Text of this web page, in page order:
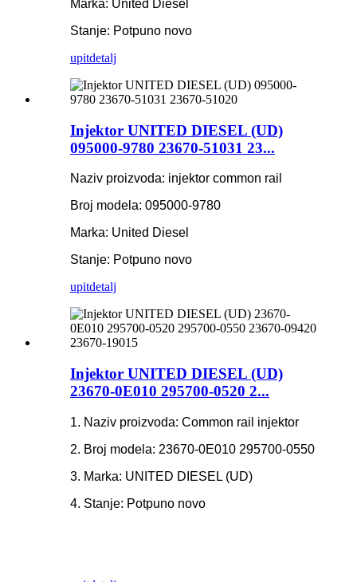
Marka: United Diesel
Stanje: Potpuno novo
upitdetalj
Injektor UNITED DIESEL (UD)
095000-9780 23670-51031 23...
Naziv proizvoda: injektor common rail
Broj modela: 095000-9780
Marka: United Diesel
Stanje: Potpuno novo
upitdetalj
Injektor UNITED DIESEL (UD)
23670-0E010 295700-0520 2...
1. Naziv proizvoda: Common rail injektor
2. Broj modela: 23670-0E010 295700-0550
3. Marka: UNITED DIESEL (UD)
4. Stanje: Potpuno novo